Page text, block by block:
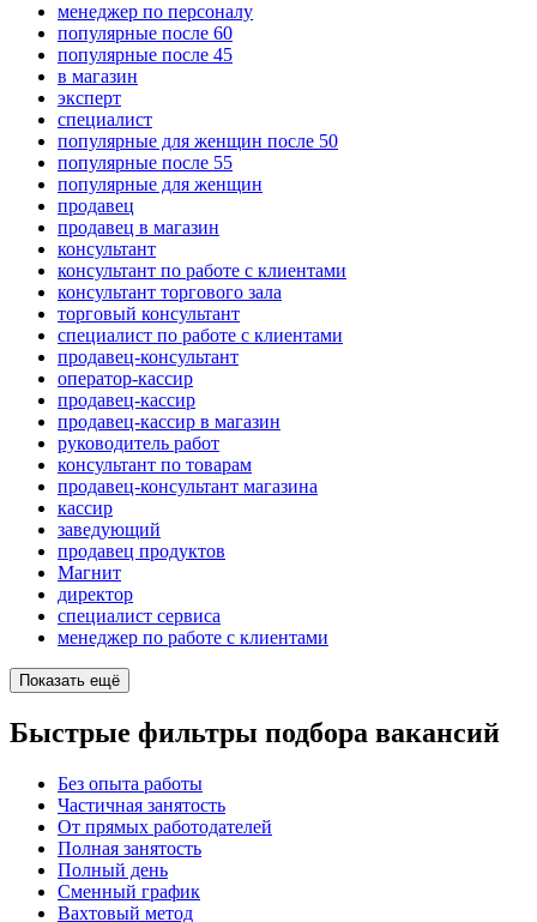
менеджер по персоналу
популярные после 60
популярные после 45
в магазин
эксперт
специалист
популярные для женщин после 50
популярные после 55
популярные для женщин
продавец
продавец в магазин
консультант
консультант по работе с клиентами
консультант торгового зала
торговый консультант
специалист по работе с клиентами
продавец-консультант
оператор-кассир
продавец-кассир
продавец-кассир в магазин
руководитель работ
консультант по товарам
продавец-консультант магазина
кассир
заведующий
продавец продуктов
Магнит
директор
специалист сервиса
менеджер по работе с клиентами
Показать ещё
Быстрые фильтры подбора вакансий
Без опыта работы
Частичная занятость
От прямых работодателей
Полная занятость
Полный день
Сменный график
Вахтовый метод